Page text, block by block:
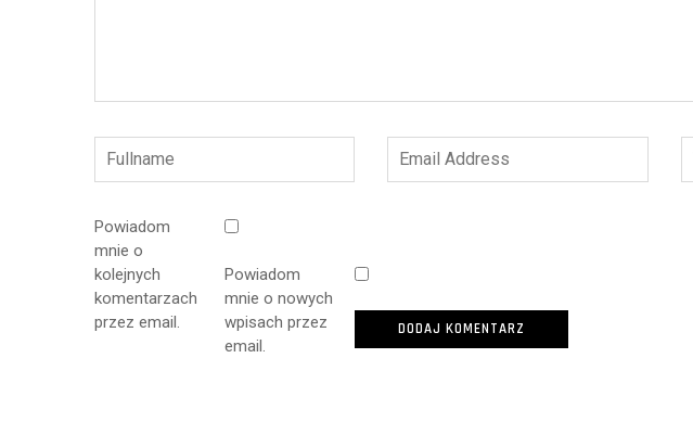
Powiadom
mnie o
kolejnych
komentarzach
przez email.
Powiadom
mnie o nowych
wpisach przez
email.